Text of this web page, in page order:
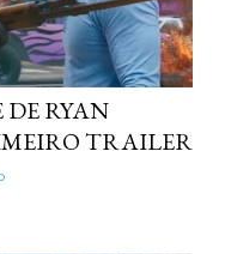
DE RYAN
TRAILER